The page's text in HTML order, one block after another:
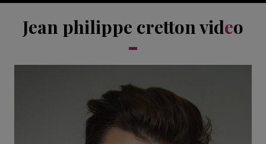
Jean philippe cretton video